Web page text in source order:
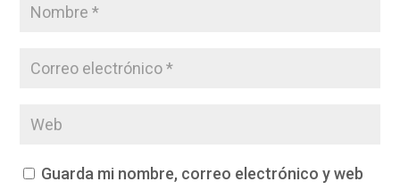
Guarda mi nombre, correo electrónico y web